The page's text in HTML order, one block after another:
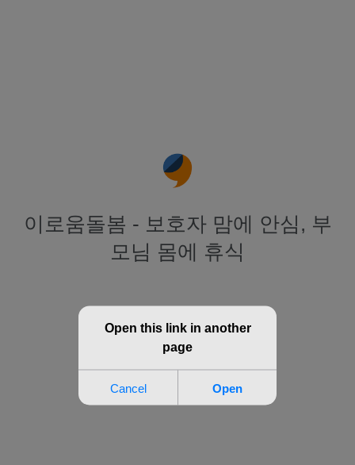
이로움돌봄 - 보호자 맘에 안심, 부
모님 몸에 휴식